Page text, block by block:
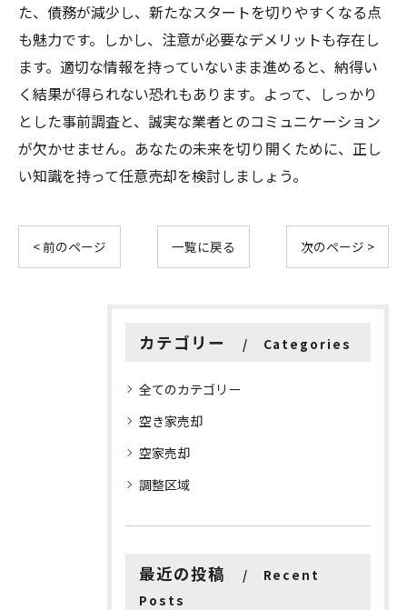
た、債務が減少し、新たなスタートを切りやすくなる点
も魅力です。しかし、注意が必要なデメリットも存在し
ます。適切な情報を持っていないまま進めると、納得い
く結果が得られない恐れもあります。よって、しっかり
とした事前調査と、誠実な業者とのコミュニケーション
が欠かせません。あなたの未来を切り開くために、正し
い知識を持って任意売却を検討しましょう。
< 前のページ 一覧に戻る 次のページ >
カテゴリー Categories
全てのカテゴリー
空き家売却
空家売却
調整区域
最近の投稿
Recent
Posts